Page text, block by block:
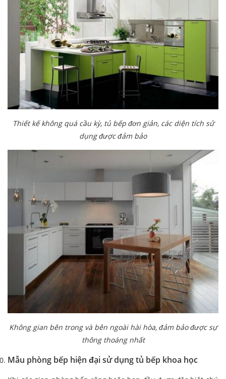
Thiết kế không quá cầu kỳ, tủ bếp đơn giản, các diện tích sử
dụng được đảm bảo
Không gian bên trong và bên ngoài hài hòa, đảm bảo được sự
thông thoáng nhất
Mẫu phòng bếp hiện đại sử dụng tủ bếp khoa học